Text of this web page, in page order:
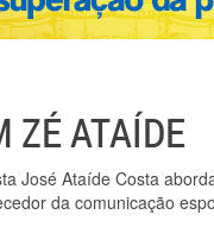
ZÉ ATAÍDE
José Ataíde Costa
da comunicação